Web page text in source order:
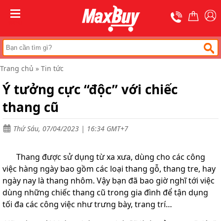
Trang
chủ
Thang
chữ
A
nhôm
rút
Thang
nhôm
cách
điện
Thang
nhôm
ghế
Thang
nhôm
gấp
Trang chủ » Tin tức
Ý tưởng cực “độc” với chiếc
thang cũ
Thứ Sáu, 07/04/2023 | 16:34 GMT+7
Thang được sử dụng từ xa xưa, dùng cho các công
việc hàng ngày bao gồm các loại thang gỗ, thang tre, hay
ngày nay là thang nhôm. Vậy bạn đã bao giờ nghĩ tới việc
dùng những chiếc thang cũ trong gia đình để tận dụng
tối đa các công việc như trưng bày, trang trí…